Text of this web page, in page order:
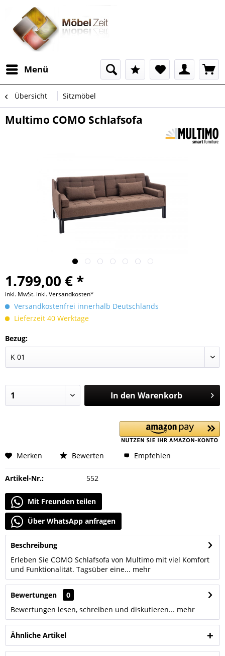
Menü
Übersicht Sitzmöbel
Multimo COMO Schlafsofa
1.799,00 € *
inkl. MwSt. inkl. Versandkosten*
Versandkostenfrei innerhalb Deutschlands
Lieferzeit 40 Werktage
Bezug:
In den Warenkorb
Merken Bewerten Empfehlen
Artikel-Nr.: 552
Mit Freunden teilen
Über WhatsApp anfragen
Beschreibung
Erleben Sie COMO Schlafsofa von Multimo mit viel Komfort
und Funktionalität. Tagsüber eine... mehr
Bewertungen
0
Bewertungen lesen, schreiben und diskutieren... mehr
Ähnliche Artikel